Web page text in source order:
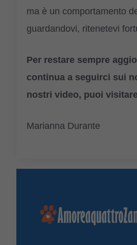
ma è un comportamento
guardandovi, ritenetevi
Per restare sempre
continua a seguirci sui
nostri video, puoi
Marianna Durante